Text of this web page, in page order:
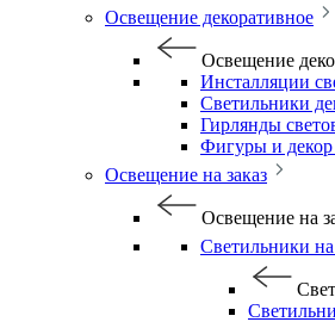
Освещение декоративное
Освещение
Инсталляции
Светильники
Гирлянды
Фигуры и декор
Освещение на заказ
Освещение на
Светильники на